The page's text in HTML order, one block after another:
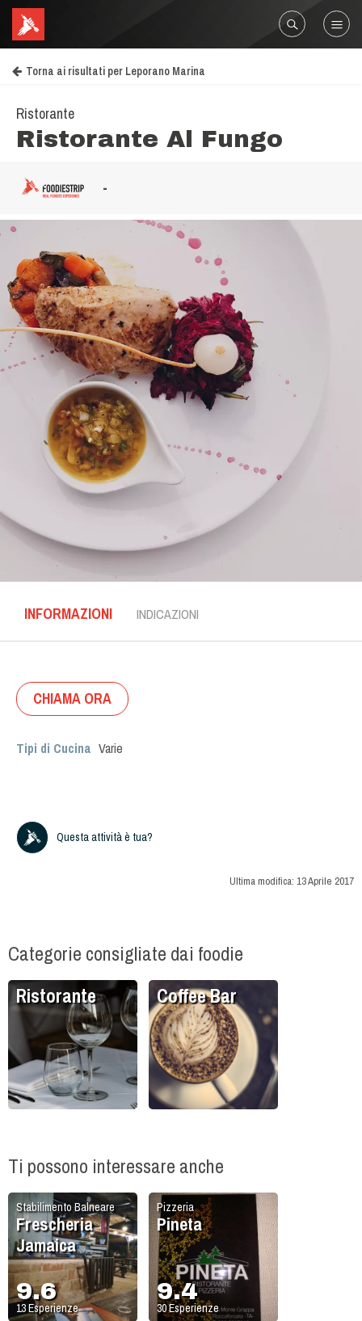
Torna ai risultati per Leporano Marina
Ristorante
Ristorante Al Fungo
-
INFORMAZIONI INDICAZIONI
CHIAMA ORA
Tipi di Cucina Varie
Questa attività è tua?
Ultima modifica: 13 Aprile 2017
Categorie consigliate dai foodie
Ristorante Coffee Bar
Ti possono interessare anche
Stabilimento Balneare
Frescheria
Jamaica
9.6
13Esperienze
Pizzeria
Pineta
9.4
30Esperienze